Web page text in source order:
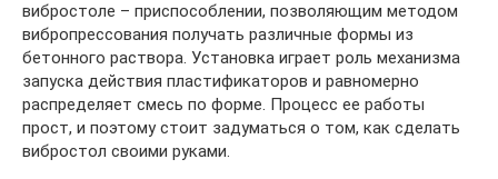
вибростоле – приспособлении, позволяющим методом
вибропрессования получать различные формы из
бетонного раствора. Установка играет роль механизма
запуска действия пластификаторов и равномерно
распределяет смесь по форме. Процесс ее работы
прост, и поэтому стоит задуматься о том, как сделать
вибростол своими руками.